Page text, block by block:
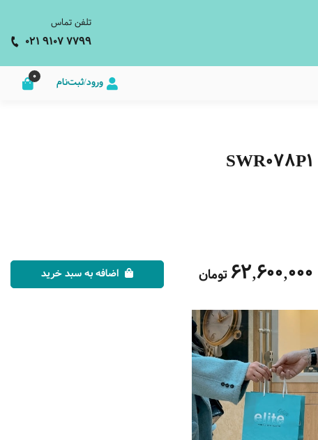
تلفن تماس
021 9107 7799
ورود/ثبت‌نام 0
62,600,000تومان اضافه به سبد خرید